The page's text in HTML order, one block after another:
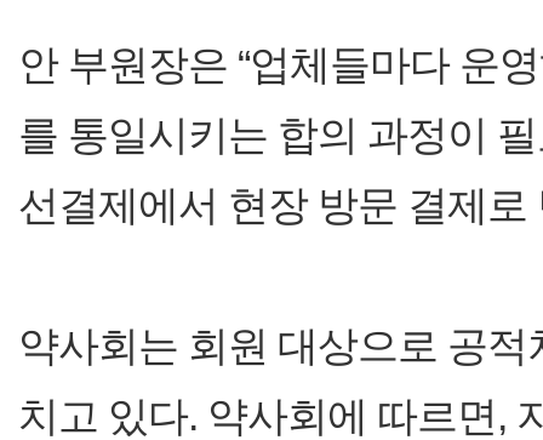
안 부원장은 “업체들마다 운
를 통일시키는 합의 과정이
선결제에서 현장 방문 결제로
약사회는 회원 대상으로 공
치고 있다. 약사회에 따르면,